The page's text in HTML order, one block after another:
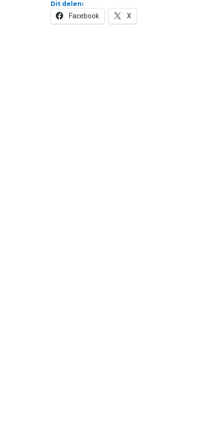
Dit delen:
Facebook X